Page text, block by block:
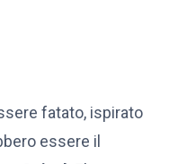
fatato, ispirato
essere il